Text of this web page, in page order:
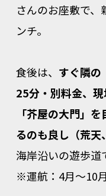
さんのお座敷で
ンチ。
食後は、 すぐ隣の
25分・別料金、
「芥屋の大門」
るのも良し（荒天
海岸沿いの遊歩道
※運航：4月～10月